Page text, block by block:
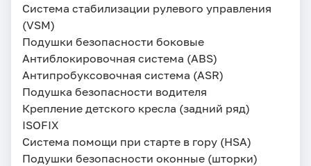
Система стабилизации рулевого управления
(VSM)
Подушки безопасности боковые
Антиблокировочная система (ABS)
Антипробуксовочная система (ASR)
Подушка безопасности водителя
Крепление детского кресла (задний ряд)
ISOFIX
Система помощи при старте в гору (HSA)
Подушки безопасности оконные (шторки)